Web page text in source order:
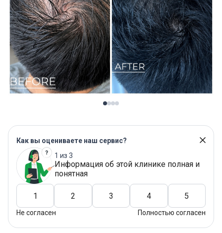
Как вы оцениваете наш сервис?
1 из 3
Информация об этой клинике полная и
понятная
1 2 3 4 5
Не согласен Полностью согласен